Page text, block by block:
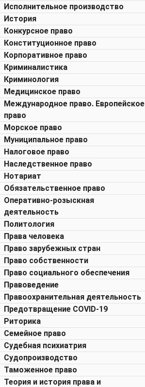
Исполнительное производство
История
Конкурсное право
Конституционное право
Корпоративное право
Криминалистика
Криминология
Медицинское право
Международное право. Европейское
право
Морское право
Муниципальное право
Налоговое право
Наследственное право
Нотариат
Обязательственное право
Оперативно-розыскная
деятельность
Политология
Права человека
Право зарубежных стран
Право собственности
Право социального обеспечения
Правоведение
Правоохранительная деятельность
Предотвращение COVID-19
Риторика
Семейное право
Судебная психиатрия
Судопроизводство
Таможенное право
Теория и история права и